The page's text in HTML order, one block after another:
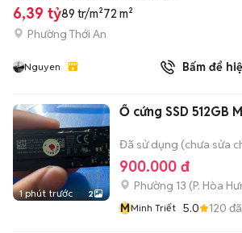
6,39 tỷ89 tr/m²72 m²
Phường Thới An
Nguyen Bấm để
1 phút trước 2
Ổ cứng SSD 512GB
Đã sử dụng (chưa sửa
900.000 đ
Phường 13 (P. Hòa
MMinh Triết 5.0 120